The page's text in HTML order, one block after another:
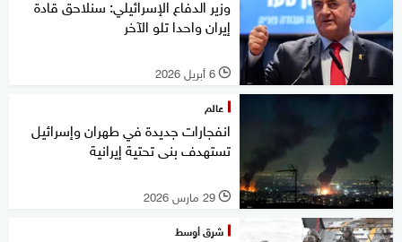
وزير الدفاع الإسرائيلي: سنلاحق قادة
إيران واحدا تلو الآخر
l 6 أبريل 2026
عالم
انفجارات جديدة في طهران وإسرائيل
تستهدف بنى تحتية إيرانية
l 29 مارس 2026
شرق أوسط